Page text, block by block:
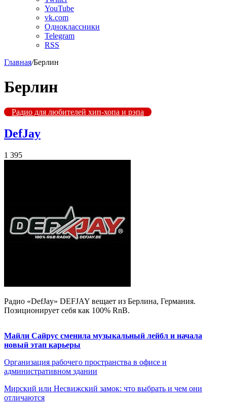
YouTube
vk.com
Одноклассники
Telegram
RSS
Главная/Берлин
Берлин
Радио для любителей хип-хопа и рэпа
DefJay
1 395
Радио «DefJay» DEFJAY вещает из Берлина, Германия.
Позиционирует себя как 100% RnB.
Майли Сайрус сменила музыкальный лейбл и начала
новый этап карьеры
Организация рабочего пространства в офисе и
административном здании
Мирский или Несвижский замок: что выбрать и чем они
отличаются